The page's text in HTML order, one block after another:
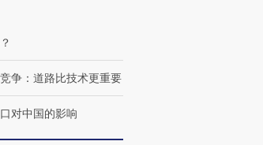
争：道路比技术更重要
对中国的影响